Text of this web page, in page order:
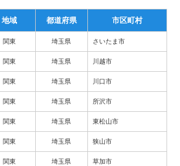
地域 都道府県 市区町村
関東 埼玉県 さいたま市
関東 埼玉県 川越市
関東 埼玉県 川口市
関東 埼玉県 所沢市
関東 埼玉県 東松山市
関東 埼玉県 狭山市
関東 埼玉県 草加市